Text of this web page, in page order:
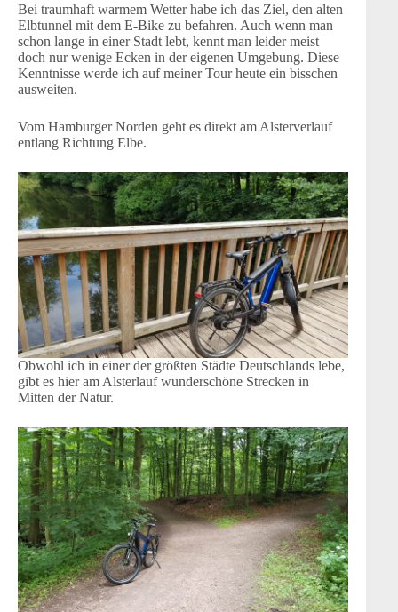
Bei traumhaft warmem Wetter habe ich das Ziel, den alten
Elbtunnel mit dem E-Bike zu befahren. Auch wenn man
schon lange in einer Stadt lebt, kennt man leider meist
doch nur wenige Ecken in der eigenen Umgebung. Diese
Kenntnisse werde ich auf meiner Tour heute ein bisschen
ausweiten.
Vom Hamburger Norden geht es direkt am Alsterverlauf
entlang Richtung Elbe.
Obwohl ich in einer der größten Städte Deutschlands lebe,
gibt es hier am Alsterlauf wunderschöne Strecken in
Mitten der Natur.